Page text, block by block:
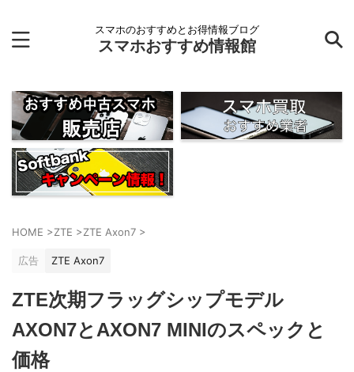
スマホのおすすめとお得情報ブログ
スマホおすすめ情報館
HOME >ZTE >ZTE Axon7 >
広告 ZTE Axon7
ZTE次期フラッグシップモデル
AXON7とAXON7 MINIのスペックと
価格